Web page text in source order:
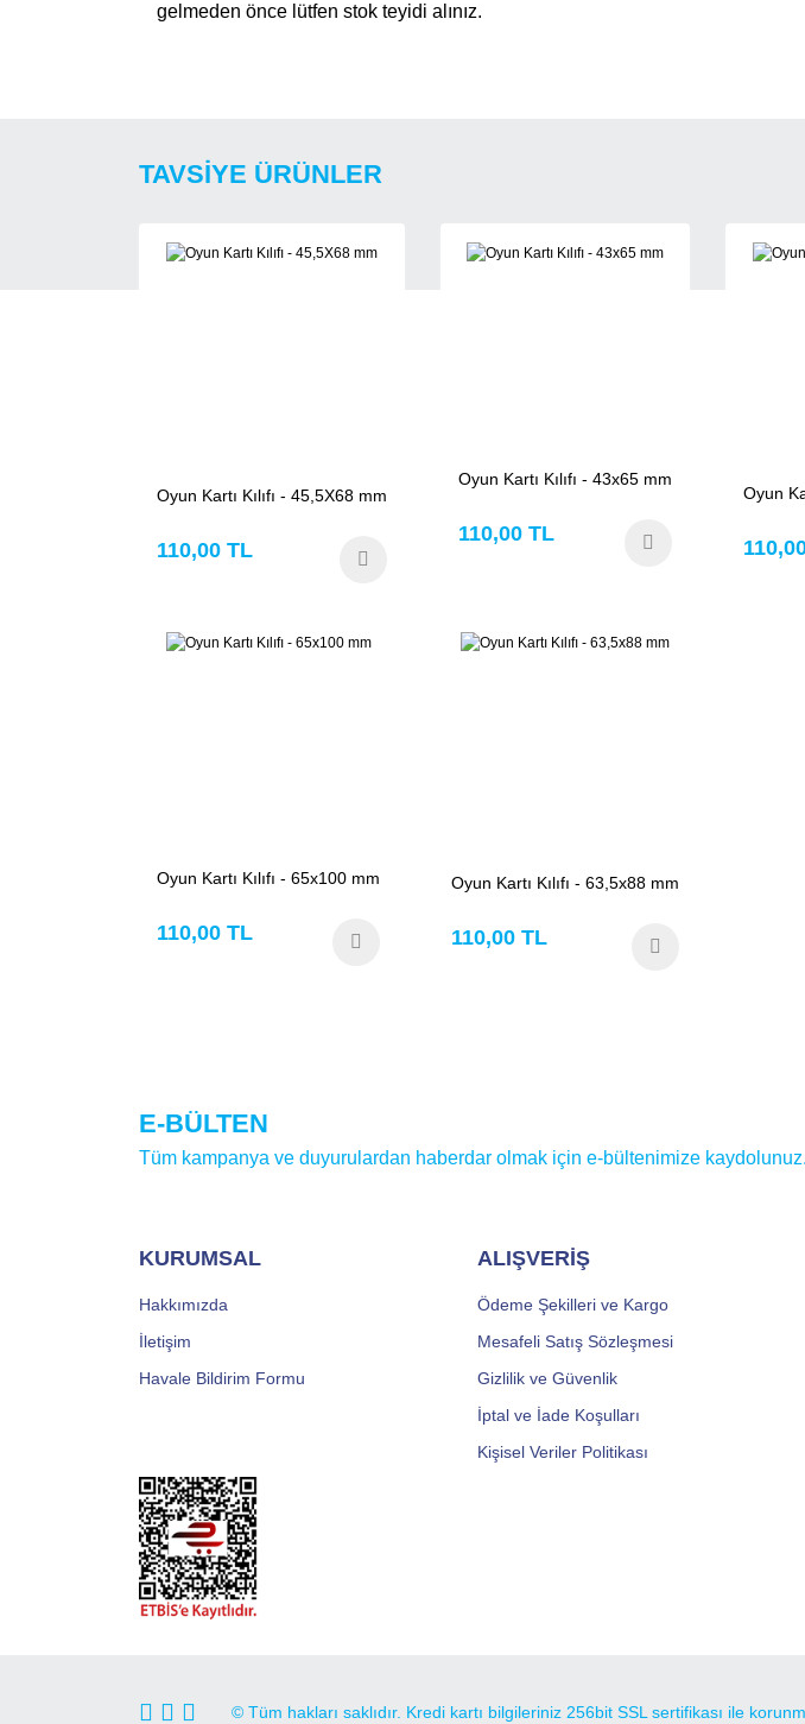
gelmeden önce lütfen stok teyidi alınız.
TAVSİYE ÜRÜNLER
Oyun Kartı Kılıfı - 45,5X68 mm
110,00 TL
Oyun Kartı Kılıfı - 43x65 mm
110,00 TL
Oyun
Oyun Kartı Kılıfı - 65x100 mm
110,00 TL
Oyun Kartı Kılıfı - 63,5x88 mm
110,00 TL
E-BÜLTEN
Tüm kampanya ve duyurulardan haberdar olmak için e-bültenimize kaydolunuz.
KURUMSAL
Hakkımızda
İletişim
Havale Bildirim Formu
ALIŞVERİŞ
Ödeme Şekilleri ve Kargo
Mesafeli Satış Sözleşmesi
Gizlilik ve Güvenlik
İptal ve İade Koşulları
Kişisel Veriler Politikası
© Tüm hakları saklıdır. Kredi kartı bilgileriniz 256bit SSL sertifikası ile